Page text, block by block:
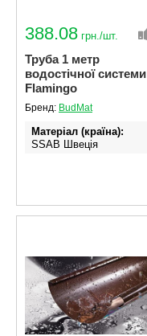
388.08 грн./шт.
Труба 1 метр
водостічної системи
Flamingo
Бренд: BudMat
Матеріал (країна)
SSAB Швеція